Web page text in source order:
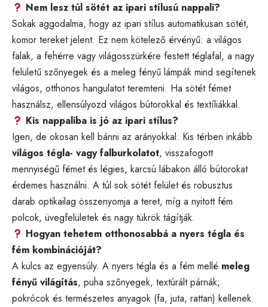
Nem lesz túl sötét az ipari stílusú nappali?
Sokak aggodalma, hogy az ipari stílus automatikusan sötét,
komor tereket jelent. Ez nem kötelező érvényű: a világos
falak, a fehérre vagy világosszürkére festett téglafal, a nagy
felületű szőnyegek és a meleg fényű lámpák mind segítenek
világos, otthonos hangulatot teremteni. Ha sötét fémet
használsz, ellensúlyozd világos bútorokkal és textíliákkal.
Kis nappaliba is jó az ipari stílus?
Igen, de okosan kell bánni az arányokkal. Kis térben inkább
világos tégla- vagy falburkolatot, visszafogott
mennyiségű fémet és légies, karcsú lábakon álló bútorokat
érdemes használni. A túl sok sötét felület és robusztus
darab optikailag összenyomja a teret, míg a nyitott fém
polcok, üvegfelületek és nagy tükrök tágítják.
Hogyan tehetem otthonosabbá a nyers tégla és
fém kombinációját?
A kulcs az egyensúly. A nyers tégla és a fém mellé meleg
fényű világítás, puha szőnyegek, textúrált párnák,
pokrócok és természetes anyagok (fa, juta, rattan) kellenek.